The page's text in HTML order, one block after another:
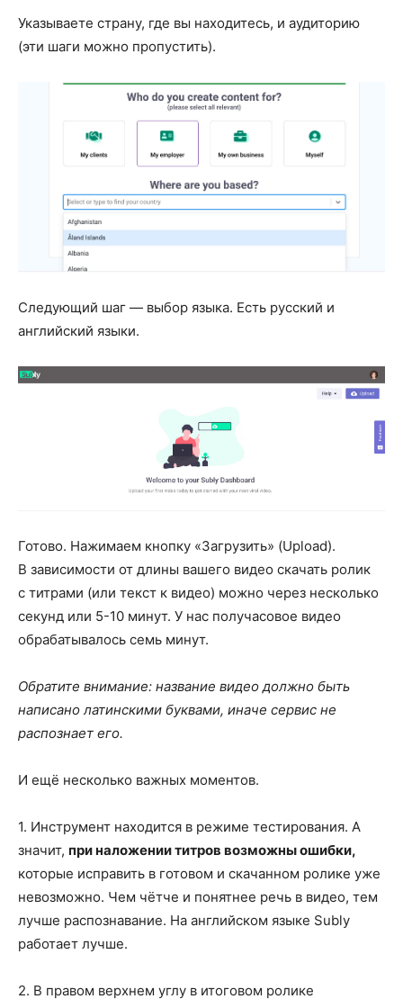
Указываете страну, где вы находитесь, и аудиторию
(эти шаги можно пропустить).
Следующий шаг — выбор языка. Есть русский и
английский языки.
Готово. Нажимаем кнопку «Загрузить» (Upload).
В зависимости от длины вашего видео скачать ролик
с титрами (или текст к видео) можно через несколько
секунд или 5-10 минут. У нас получасовое видео
обрабатывалось семь минут.
Обратите внимание: название видео должно быть
написано латинскими буквами, иначе сервис не
распознает его.
И ещё несколько важных моментов.
1. Инструмент находится в режиме тестирования. А
значит, при наложении титров возможны ошибки,
которые исправить в готовом и скачанном ролике уже
невозможно. Чем чётче и понятнее речь в видео, тем
лучше распознавание. На английском языке Subly
работает лучше.
2. В правом верхнем углу в итоговом ролике